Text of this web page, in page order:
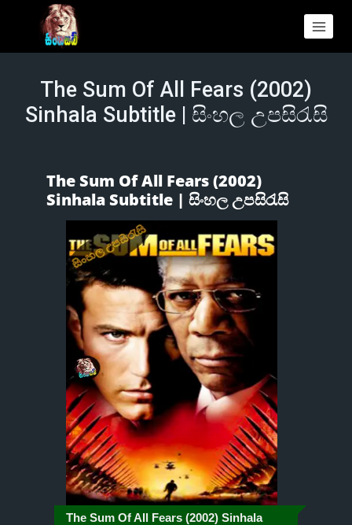
The Sum Of All Fears (2002)
Sinhala Subtitle | සිංහල උපසිරැසි
The Sum Of All Fears (2002)
Sinhala Subtitle | සිංහල උපසිරැසි
The Sum Of All Fears (2002) Sinhala